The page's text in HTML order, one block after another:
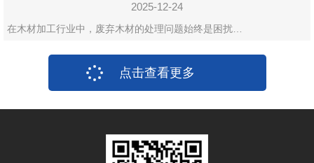
2025-12-24
在木材加工行业中，废弃木材的处理问题始终是困扰…
点击查看更多